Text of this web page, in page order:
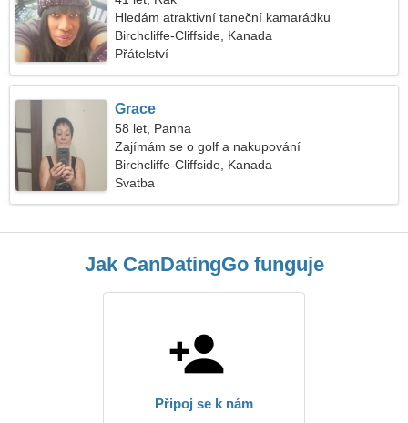
Hledám atraktivní taneční kamarádku
Birchcliffe-Cliffside, Kanada
Přátelství
Grace
58 let, Panna
Zajímám se o golf a nakupování
Birchcliffe-Cliffside, Kanada
Svatba
Jak CanDatingGo funguje
Připoj se k nám